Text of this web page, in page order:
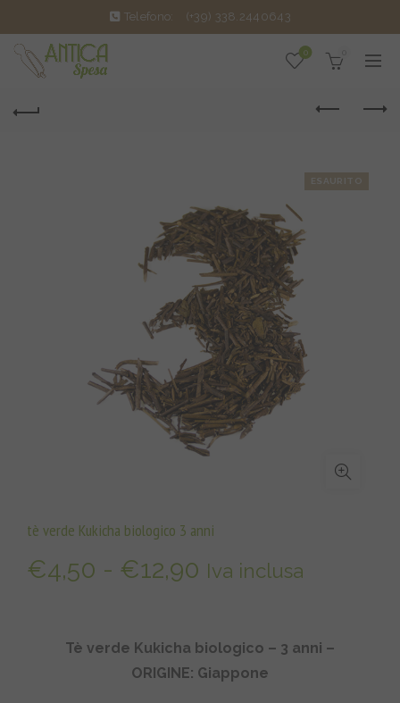
Telefono: (+39) 338.2440643
0
ESAURITO
tè verde Kukicha biologico 3 anni
€4,50 - €12,90 Fascia
prezzo:
da
Iva inclusa
Tè verde Kukicha biologico – 3 anni –
ORIGINE: Giappone